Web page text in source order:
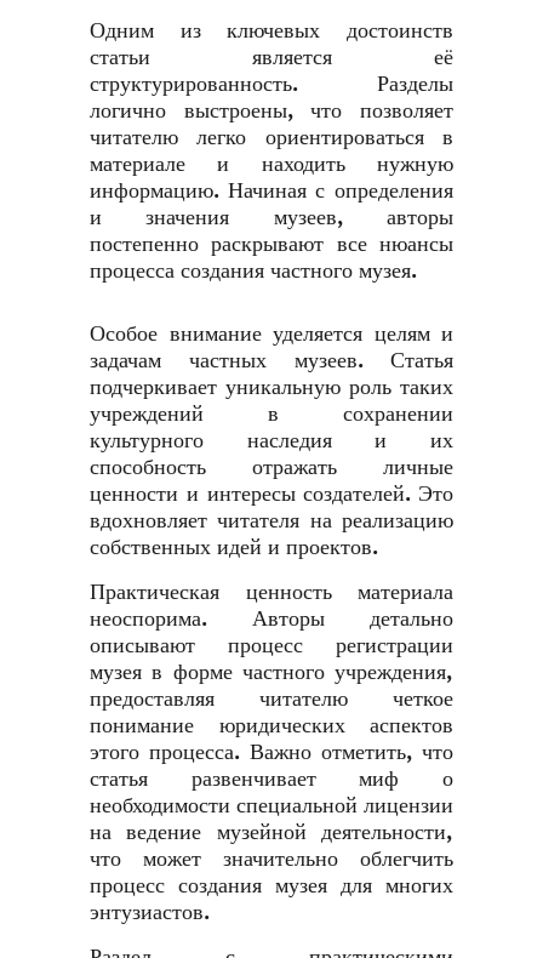
Одним из ключевых достоинств
статьи является её
структурированность. Разделы
логично выстроены, что позволяет
читателю легко ориентироваться в
материале и находить нужную
информацию. Начиная с определения
и значения музеев, авторы
постепенно раскрывают все нюансы
процесса создания частного музея.
Особое внимание уделяется целям и
задачам частных музеев. Статья
подчеркивает уникальную роль таких
учреждений в сохранении
культурного наследия и их
способность отражать личные
ценности и интересы создателей. Это
вдохновляет читателя на реализацию
собственных идей и проектов.
Практическая ценность материала
неоспорима. Авторы детально
описывают процесс регистрации
музея в форме частного учреждения,
предоставляя читателю четкое
понимание юридических аспектов
этого процесса. Важно отметить, что
статья развенчивает миф о
необходимости специальной лицензии
на ведение музейной деятельности,
что может значительно облегчить
процесс создания музея для многих
энтузиастов.